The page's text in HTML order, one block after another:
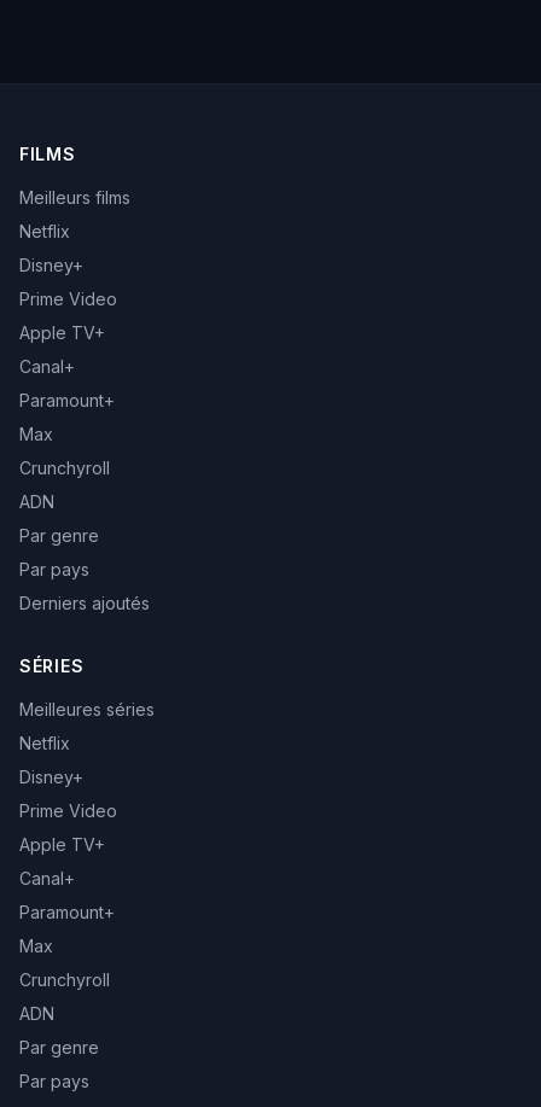
FILMS
Meilleurs films
Netflix
Disney+
Prime Video
Apple TV+
Canal+
Paramount+
Max
Crunchyroll
ADN
Par genre
Par pays
Derniers ajoutés
SÉRIES
Meilleures séries
Netflix
Disney+
Prime Video
Apple TV+
Canal+
Paramount+
Max
Crunchyroll
ADN
Par genre
Par pays